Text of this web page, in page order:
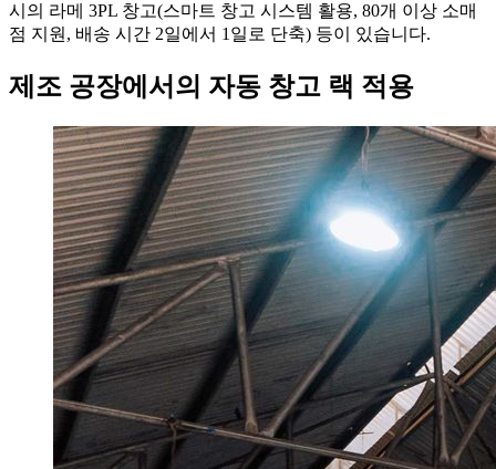
시의 라메 3PL 창고(스마트 창고 시스템 활용, 80개 이상 소매
점 지원, 배송 시간 2일에서 1일로 단축) 등이 있습니다.
제조 공장에서의 자동 창고 랙 적용